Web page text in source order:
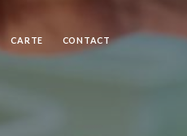
CARTE CONTACT